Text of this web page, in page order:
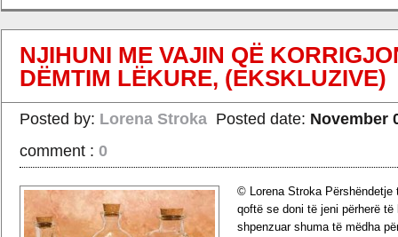
NJIHUNI ME VAJIN QË
DËMTIM LËKURE, (EKSKLUZIVE)
Posted by: Lorena Stroka Posted date: November
comment : 0
© Lorena Stroka Përshëndetje
qoftë se doni të jeni përherë të
shpenzuar shuma të mëdha